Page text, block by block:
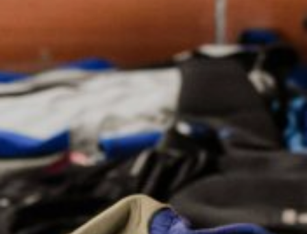
ES CA EN FR